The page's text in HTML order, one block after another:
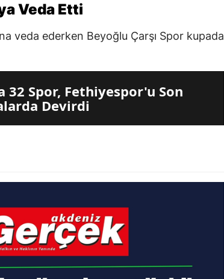
Veda Etti
veda ederken Beyoğlu Çarşı Spor kupada
32 Spor, Fethiyespor'u Son
Devirdi